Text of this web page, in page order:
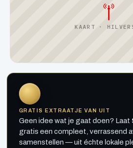
KAART ·
GRATIS EXTRAATJE VAN UIT
Geen idee wat je gaat doen? Laat
gratis een compleet, verrassend
samenstellen — uit échte lokale